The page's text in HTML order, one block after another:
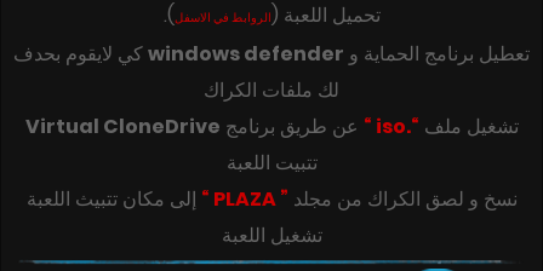
تحميل اللعبة (الروابط في الاسفل)
.
تعطيل برنامج الحماية و windows defenderكي لايقوم بحدف
لك ملفات الكراك
تشغيل ملف “.iso “ عن طريق برنامج Virtual CloneDrive
تتبيت اللعبة
‎‫نسخ و لصق الكراك من مجلد ” PLAZA “
تشغيل اللعبة